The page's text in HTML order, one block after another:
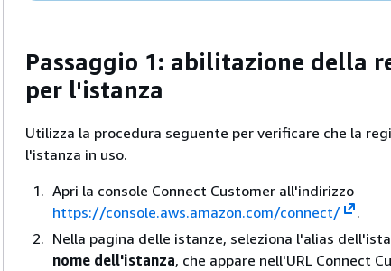
Passaggio 1: abilitazione della
per l'istanza
Utilizza la procedura seguente per verificare che la
l'istanza in uso.
Apri la console Connect Customer all'indirizzo
https://console.aws.amazon.com/connect/
.
Nella pagina delle istanze, seleziona l'alias
nome dell'istanza, che appare nell'URL Connect